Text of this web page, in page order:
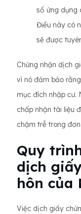
số ứng dụng
Điều này có
sẽ được
Chứng nhận dịch
vì nó đảm bảo
mục đích nhập cư.
chấp nhận tài liệu
chậm trễ trong
Quy
dịch
hôn của
Việc dịch giấy